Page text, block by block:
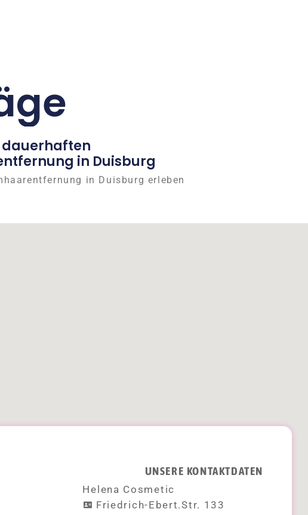
dauerhaften
in Duisburg
in Duisburg erleben
UNSERE KONTAKTDATEN
Helena Cosmetic
Friedrich-Ebert.Str. 133